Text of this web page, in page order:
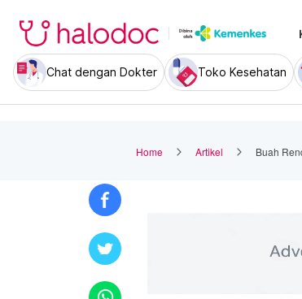
Chat dengan Dokter Toko Kesehatan
Home Artikel Buah